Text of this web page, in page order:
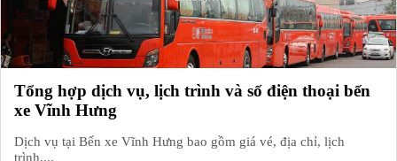
Tổng hợp dịch vụ, lịch trình và số điện thoại bến
xe Vĩnh Hưng
Dịch vụ tại Bến xe Vĩnh Hưng bao gồm giá vé, địa chỉ, lịch
trình,...